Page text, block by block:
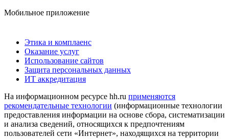
Мобильное приложение
Этика и комплаенс
Оказание услуг
Использование сайтов
Защита персональных данных
ИТ аккредитация
На информационном ресурсе hh.ru применяются
рекомендательные технологии (информационные технологии
предоставления информации на основе сбора, систематизации
и анализа сведений, относящихся к предпочтениям
пользователей сети «Интернет», находящихся на территории